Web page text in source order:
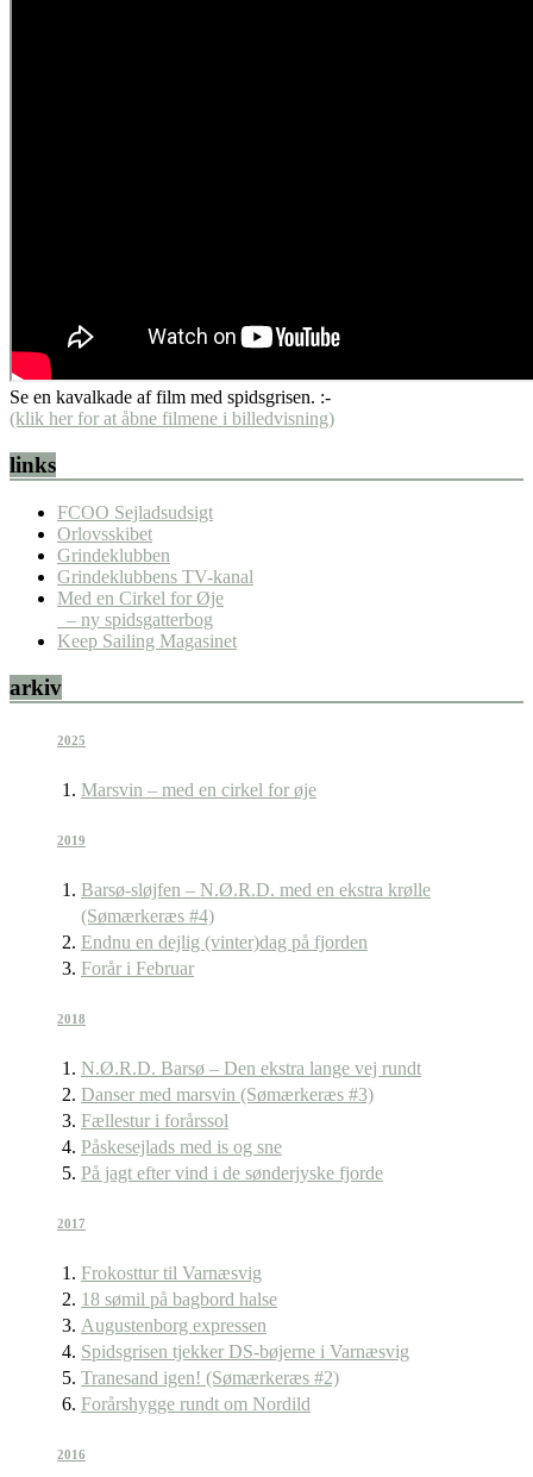
Se en kavalkade af film med spidsgrisen. :-
(klik her for at åbne filmene i billedvisning)
links
FCOO Sejladsudsigt
Orlovsskibet
Grindeklubben
Grindeklubbens TV-kanal
Med en Cirkel for Øje
– ny spidsgatterbog
Keep Sailing Magasinet
arkiv
2025
Marsvin – med en cirkel for øje
2019
Barsø-sløjfen – N.Ø.R.D. med en ekstra krølle
(Sømærkeræs #4)
Endnu en dejlig (vinter)dag på fjorden
Forår i Februar
2018
N.Ø.R.D. Barsø – Den ekstra lange vej rundt
Danser med marsvin (Sømærkeræs #3)
Fællestur i forårssol
Påskesejlads med is og sne
På jagt efter vind i de sønderjyske fjorde
2017
Frokosttur til Varnæsvig
18 sømil på bagbord halse
Augustenborg expressen
Spidsgrisen tjekker DS-bøjerne i Varnæsvig
Tranesand igen! (Sømærkeræs #2)
Forårshygge rundt om Nordild
2016